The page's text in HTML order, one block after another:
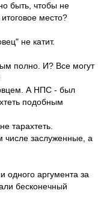
быть, чтобы не
место?
не катит.
полно. И? Все могут
А НПС - был
подобным
тарахтеть.
числе заслуженные, а
одного аргумента за
бесконечный